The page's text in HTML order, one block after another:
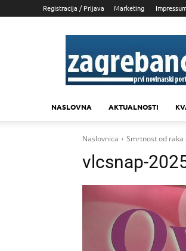
Registracija / Prijava Marketing
NASLOVNA AKTUALNOSTI
Naslovnica Smrtnost od raka
vlcsnap-